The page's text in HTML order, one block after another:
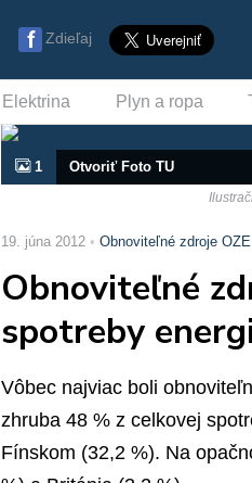
Zdieľaj
Elektrina Plyn a ropa
1 Otvoriť Foto TU
19. júna 2012 Obnoviteľné zdroje OZE
Obnoviteľné
spotreby
Vôbec najviac boli
zhruba 48 % z celkovej
Fínskom (32,2 %). Na